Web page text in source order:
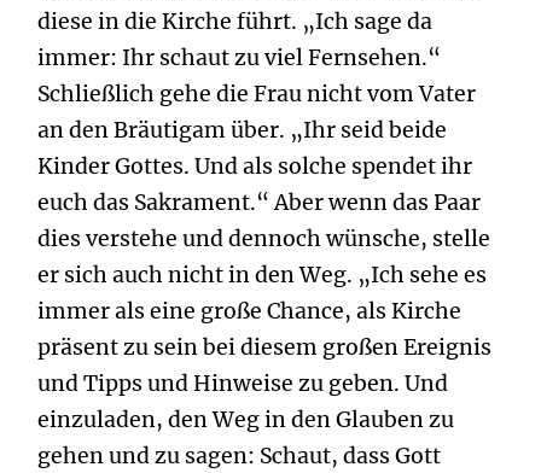
diese in die Kirche führt. „Ich sage da
immer: Ihr schaut zu viel Fernsehen.“
Schließlich gehe die Frau nicht vom Vater
an den Bräutigam über. „Ihr seid beide
Kinder Gottes. Und als solche spendet ihr
euch das Sakrament.“ Aber wenn das Paar
dies verstehe und dennoch wünsche, stelle
er sich auch nicht in den Weg. „Ich sehe es
immer als eine große Chance, als Kirche
präsent zu sein bei diesem großen Ereignis
und Tipps und Hinweise zu geben. Und
einzuladen, den Weg in den Glauben zu
gehen und zu sagen: Schaut, dass Gott